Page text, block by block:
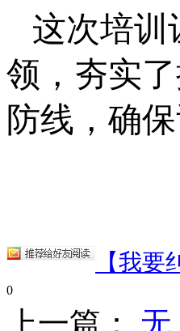
这次培训
领，夯实
防线，确
【我要
0
上一篇：
无